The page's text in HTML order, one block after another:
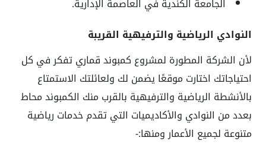
الجامعة الكندية في العاصمة الإدارية.
النوادي الرياضية والترفيهية القريبة
لأن الشركة المطورة لمشروع كمبوند قماري تفكر في كل
احتياجاتك اختارت موقعًا يضمن لك ولعائلتك الاستمتاع
بالأنشطة الرياضية والترفيهية بالقرب منك الكمبوند محاط
بعدد من النوادي والأكاديميات التي تقدم خدمات رياضية
متنوعة لجميع الأعمار ومنها:-